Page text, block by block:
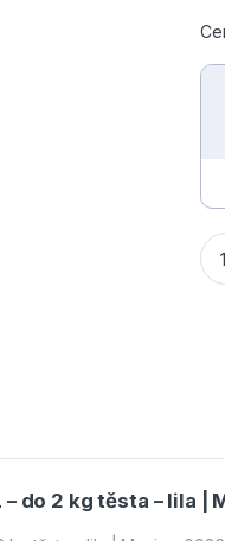
– do 2 kg těsta – lila |